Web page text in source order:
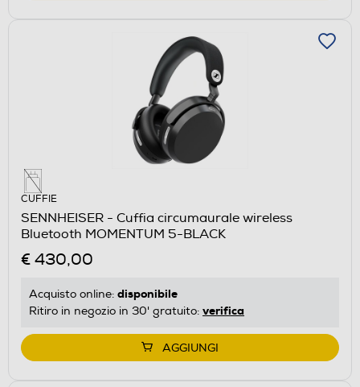
CUFFIE
SENNHEISER - Cuffia circumaurale wireless
Bluetooth MOMENTUM 5-BLACK
€ 430,00
Acquisto online: disponibile
Ritiro in negozio in 30' gratuito: verifica
AGGIUNGI